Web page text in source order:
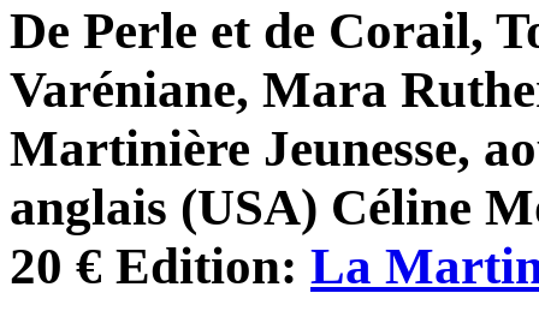
De Perle et de Corail,
Varéniane, Mara
Martinière Jeunesse,
anglais (USA) Céline
20 € Edition: La